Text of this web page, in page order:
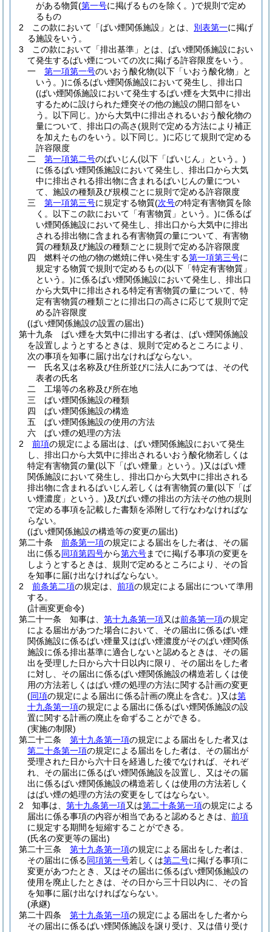
がある物質(第一号に掲げるものを除く。)で規則で定め
るもの
2
この款において「ばい煙関係施設」とは、 別表第一に掲げ
る施設をいう。
3
この款において「排出基準」とは、ばい煙関係施設におい
て発生するばい煙についての次に掲げる許容限度をいう。
一
第一項第一号のいおう酸化物(以下「いおう酸化物」と
いう。)に係るばい煙関係施設において発生し、排出口
(ばい煙関係施設において発生するばい煙を大気中に排出
するために設けられた煙突その他の施設の開口部をい
う。以下同じ。)から大気中に排出されるいおう酸化物の
量について、排出口の高さ(規則で定める方法により補正
を加えたものをいう。以下同じ。)に応じて規則で定める
許容限度
二
第一項第二号のばいじん(以下「ばいじん」という。)
に係るばい煙関係施設において発生し、排出口から大気
中に排出される排出物に含まれるばいじんの量につい
て、施設の種類及び規模ごとに規則で定める許容限度
三
第一項第三号に規定する物質(次号の特定有害物質を除
く。以下この款において「有害物質」という。)に係るば
い煙関係施設において発生し、排出口から大気中に排出
される排出物に含まれる有害物質の量について、有害物
質の種類及び施設の種類ごとに規則で定める許容限度
四
燃料その他の物の燃焼に伴い発生する第一項第三号に
規定する物質で規則で定めるもの(以下「特定有害物質」
という。)に係るばい煙関係施設において発生し、排出口
から大気中に排出される特定有害物質の量について、特
定有害物質の種類ごとに排出口の高さに応じて規則で定
める許容限度
(ばい煙関係施設の設置の届出)
第十九条
ばい煙を大気中に排出する者は、ばい煙関係施設
を設置しようとするときは、規則で定めるところにより、
次の事項を知事に届け出なければならない。
一
氏名又は名称及び住所並びに法人にあつては、その代
表者の氏名
二
工場等の名称及び所在地
三
ばい煙関係施設の種類
四
ばい煙関係施設の構造
五
ばい煙関係施設の使用の方法
六
ばい煙の処理の方法
2
前項の規定による届出は、ばい煙関係施設において発生
し、排出口から大気中に排出されるいおう酸化物若しくは
特定有害物質の量(以下「ばい煙量」という。)又はばい煙
関係施設において発生し、排出口から大気中に排出される
排出物に含まれるばいじん若しくは有害物質の量(以下「ば
い煙濃度」という。)及びばい煙の排出の方法その他の規則
で定める事項を記載した書類を添附して行なわなければな
らない。
(ばい煙関係施設の構造等の変更の届出)
第二十条
前条第一項の規定による届出をした者は、その届
出に係る同項第四号から第六号までに掲げる事項の変更を
しようとするときは、規則で定めるところにより、その旨
を知事に届け出なければならない。
2
前条第二項の規定は、 前項の規定による届出について準用
する。
(計画変更命令)
第二十一条
知事は、 第十九条第一項又は前条第一項の規定
による届出があつた場合において、その届出に係るばい煙
関係施設に係るばい煙量又はばい煙濃度がそのばい煙関係
施設に係る排出基準に適合しないと認めるときは、その届
出を受理した日から六十日以内に限り、その届出をした者
に対し、その届出に係るばい煙関係施設の構造若しくは使
用の方法若しくはばい煙の処理の方法に関する計画の変更
(同項の規定による届出に係る計画の廃止を含む。)又は第
十九条第一項の規定による届出に係るばい煙関係施設の設
置に関する計画の廃止を命ずることができる。
(実施の制限)
第二十二条
第十九条第一項の規定による届出をした者又は
第二十条第一項の規定による届出をした者は、その届出が
受理された日から六十日を経過した後でなければ、それぞ
れ、その届出に係るばい煙関係施設を設置し、又はその届
出に係るばい煙関係施設の構造若しくは使用の方法若しく
はばい煙の処理の方法の変更をしてはならない。
2
知事は、 第十九条第一項又は第二十条第一項の規定による
届出に係る事項の内容が相当であると認めるときは、 前項
に規定する期間を短縮することができる。
(氏名の変更等の届出)
第二十三条
第十九条第一項の規定による届出をした者は、
その届出に係る同項第一号若しくは第二号に掲げる事項に
変更があつたとき、又はその届出に係るばい煙関係施設の
使用を廃止したときは、その日から三十日以内に、その旨
を知事に届け出なければならない。
(承継)
第二十四条
第十九条第一項の規定による届出をした者から
その届出に係るばい煙関係施設を譲り受け、又は借り受け